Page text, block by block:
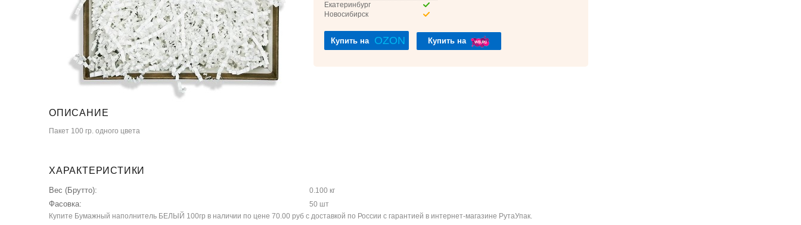
Екатеринбург
Новосибирск
Купить на OZON Купить на
ОПИСАНИЕ
Пакет 100 гр. одного цвета
ХАРАКТЕРИСТИКИ
Вес (Брутто): 0.100 кг
Фасовка:
50 шт
Купите Бумажный наполнитель БЕЛЫЙ 100гр в наличии по цене 70.00 руб с доставкой по России с гарантией в интернет-магазине РутаУпак.